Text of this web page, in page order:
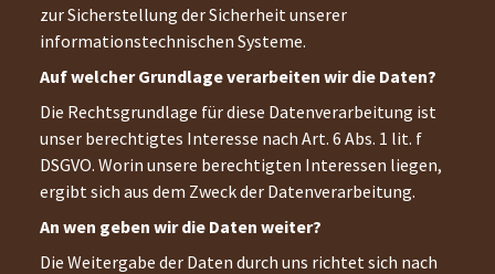
zur Sicherstellung der Sicherheit unserer
informationstechnischen Systeme.
Auf welcher Grundlage verarbeiten wir die Daten?
Die Rechtsgrundlage für diese Datenverarbeitung ist
unser berechtigtes Interesse nach Art. 6 Abs. 1 lit. f
DSGVO. Worin unsere berechtigten Interessen liegen,
ergibt sich aus dem Zweck der Datenverarbeitung.
An wen geben wir die Daten weiter?
Die Weitergabe der Daten durch uns richtet sich nach